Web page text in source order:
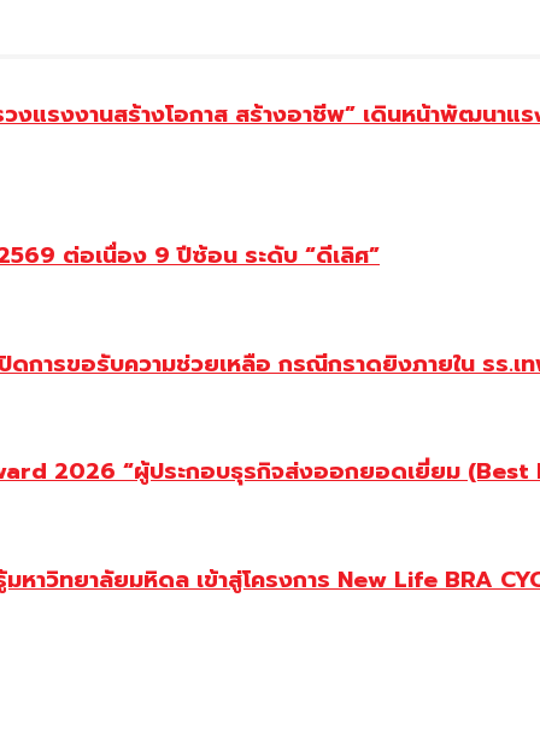
แรงงานสร้างโอกาส สร้างอาชีพ” เดินหน้าพัฒนาแร
ต่อเนื่อง 9 ปีซ้อน ระดับ “ดีเลิศ”
การขอรับความช่วยเหลือ กรณีกราดยิงภายใน รร.
2026 “ผู้ประกอบธุรกิจส่งออกยอดเยี่ยม
าวิทยาลัยมหิดล เข้าสู่โครงการ New Life BRA